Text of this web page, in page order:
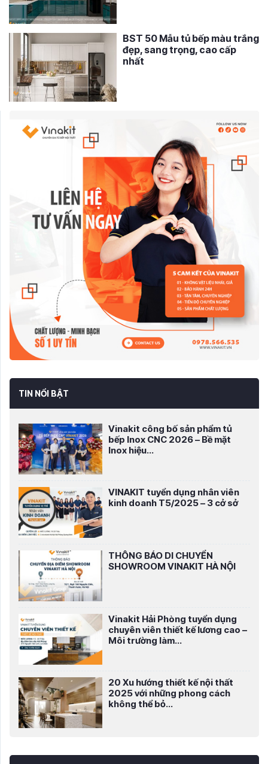
BST 50 Mẫu tủ bếp màu trắng
đẹp, sang trọng, cao cấp
nhất
TIN NỔI BẬT
Vinakit công bố sản phẩm tủ
bếp Inox CNC 2026 – Bề mặt
Inox hiệu...
VINAKIT tuyển dụng nhân viên
kinh doanh T5/2025 – 3 cở sở
THÔNG BÁO DI CHUYỂN
SHOWROOM VINAKIT HÀ NỘI
Vinakit Hải Phòng tuyển dụng
chuyên viên thiết kế lương cao –
Môi trường làm...
20 Xu hướng thiết kế nội thất
2025 với những phong cách
không thể bỏ...